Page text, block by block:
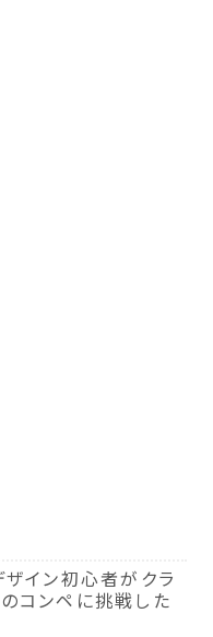
イン初心者がクラ
コンペに挑戦した